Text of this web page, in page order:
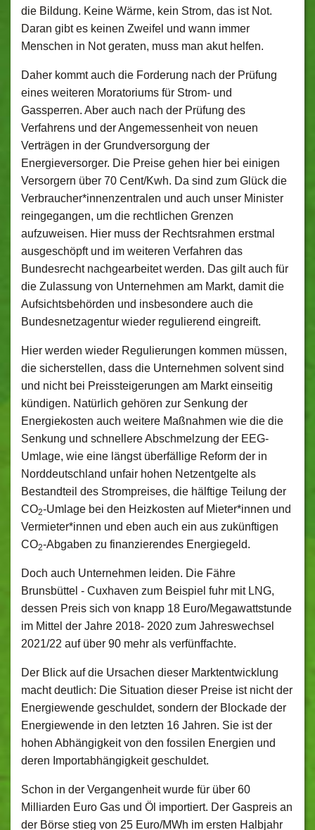
die Bildung. Keine Wärme, kein Strom, das ist Not.
Daran gibt es keinen Zweifel und wann immer
Menschen in Not geraten, muss man akut helfen.
Daher kommt auch die Forderung nach der Prüfung
eines weiteren Moratoriums für Strom- und
Gassperren. Aber auch nach der Prüfung des
Verfahrens und der Angemessenheit von neuen
Verträgen in der Grundversorgung der
Energieversorger. Die Preise gehen hier bei einigen
Versorgern über 70 Cent/Kwh. Da sind zum Glück die
Verbraucher*innenzentralen und auch unser Minister
reingegangen, um die rechtlichen Grenzen
aufzuweisen. Hier muss der Rechtsrahmen erstmal
ausgeschöpft und im weiteren Verfahren das
Bundesrecht nachgearbeitet werden. Das gilt auch für
die Zulassung von Unternehmen am Markt, damit die
Aufsichtsbehörden und insbesondere auch die
Bundesnetzagentur wieder regulierend eingreift.
Hier werden wieder Regulierungen kommen müssen,
die sicherstellen, dass die Unternehmen solvent sind
und nicht bei Preissteigerungen am Markt einseitig
kündigen. Natürlich gehören zur Senkung der
Energiekosten auch weitere Maßnahmen wie die die
Senkung und schnellere Abschmelzung der EEG-
Umlage, wie eine längst überfällige Reform der in
Norddeutschland unfair hohen Netzentgelte als
Bestandteil des Strompreises, die hälftige Teilung der
CO2-Umlage bei den Heizkosten auf Mieter*innen und
Vermieter*innen und eben auch ein aus zukünftigen
CO2-Abgaben zu finanzierendes Energiegeld.
Doch auch Unternehmen leiden. Die Fähre
Brunsbüttel - Cuxhaven zum Beispiel fuhr mit LNG,
dessen Preis sich von knapp 18 Euro/Megawattstunde
im Mittel der Jahre 2018- 2020 zum Jahreswechsel
2021/22 auf über 90 mehr als verfünffachte.
Der Blick auf die Ursachen dieser Marktentwicklung
macht deutlich: Die Situation dieser Preise ist nicht der
Energiewende geschuldet, sondern der Blockade der
Energiewende in den letzten 16 Jahren. Sie ist der
hohen Abhängigkeit von den fossilen Energien und
deren Importabhängigkeit geschuldet.
Schon in der Vergangenheit wurde für über 60
Milliarden Euro Gas und Öl importiert. Der Gaspreis an
der Börse stieg von 25 Euro/MWh im ersten Halbjahr